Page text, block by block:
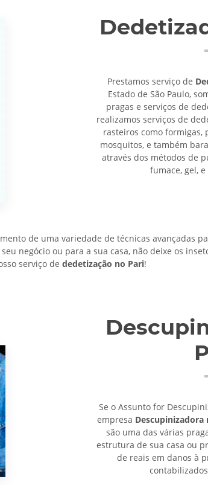
Prestamos serviço de
Estado de São Paulo,
pragas e serviços de
realizamos serviços de
rasteiros como formigas,
mosquitos, e também
através dos métodos de
fumace, gel,
de uma variedade de técnicas avançadas
negócio ou para a sua casa, não deixe os
serviço de dedetização no Pari!
Se o Assunto for
empresa Descupinizadora
são uma das várias
estrutura de sua casa ou
de reais em danos à